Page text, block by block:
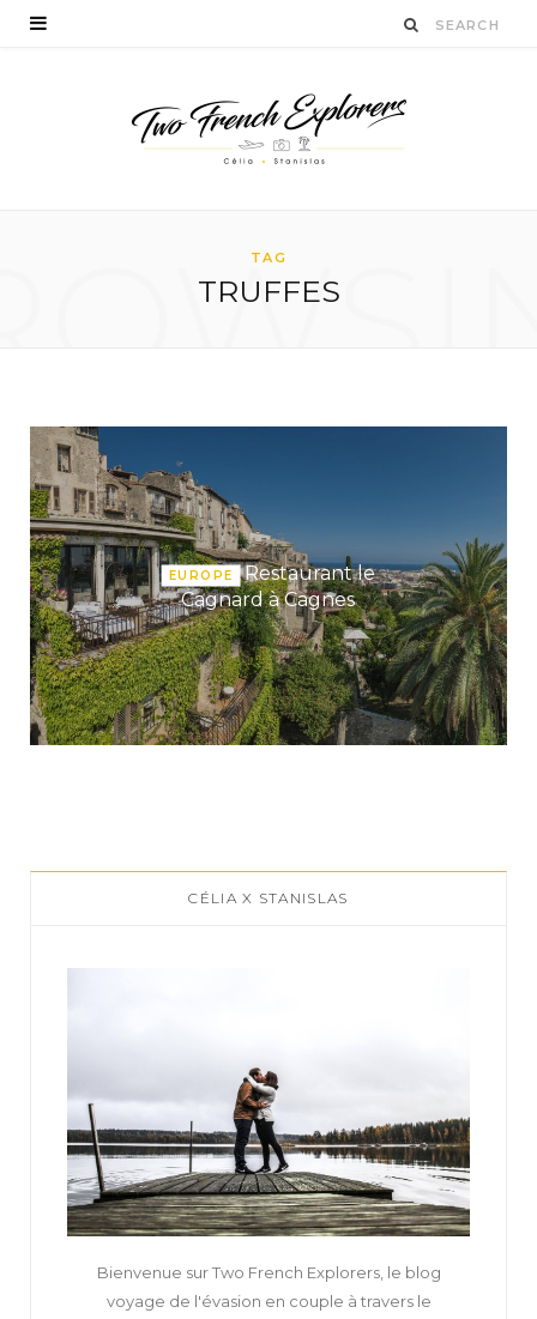
TAG
TRUFFES
EUROPE
Restaurant le
Cagnard à Cagnes
CÉLIA X STANISLAS
Bienvenue sur Two French Explorers, le blog
voyage de l'évasion en couple à travers le